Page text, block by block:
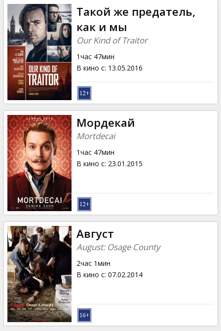
Такой же предатель,
как и мы
Our Kind of Traitor
1час 47мин
В кино с: 13.05.2016
Мордекай
Mortdecai
1час 47мин
В кино с: 23.01.2015
Август
August: Osage County
2час 1мин
В кино с: 07.02.2014